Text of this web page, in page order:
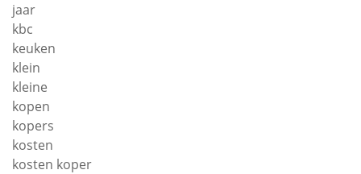
jaar
kbc
keuken
klein
kleine
kopen
kopers
kosten
kosten koper